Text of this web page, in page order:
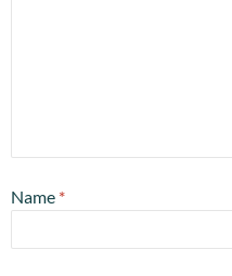
Name *